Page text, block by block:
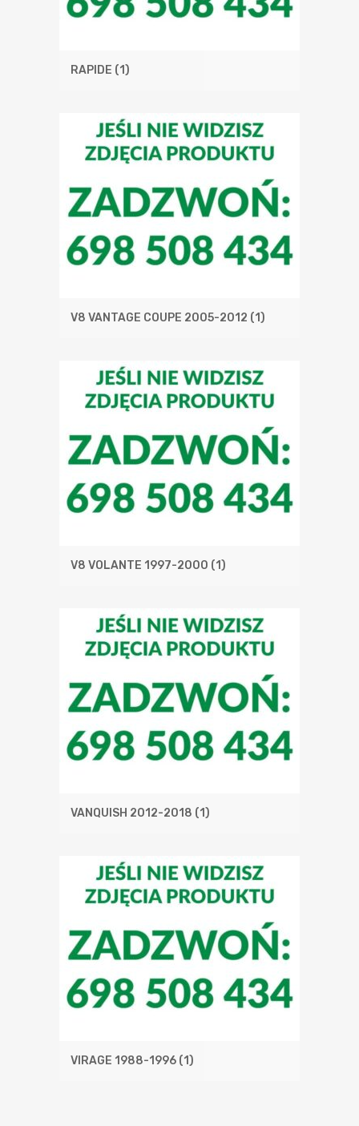
RAPIDE (1)
V8 VANTAGE COUPE 2005-2012 (1)
V8 VOLANTE 1997-2000 (1)
VANQUISH 2012-2018 (1)
VIRAGE 1988-1996 (1)